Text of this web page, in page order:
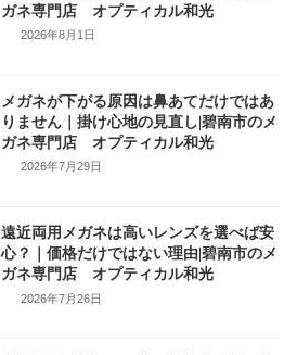
ガネ専門店 オプティカル和光
2026年8月1日
メガネが下がる原因は鼻あてだけではあ
りません｜掛け心地の見直し|碧南市のメ
ガネ専門店 オプティカル和光
2026年7月29日
遠近両用メガネは高いレンズを選べば安
心？｜価格だけではない理由|碧南市のメ
ガネ専門店 オプティカル和光
2026年7月26日